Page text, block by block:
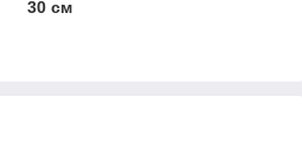
30 см